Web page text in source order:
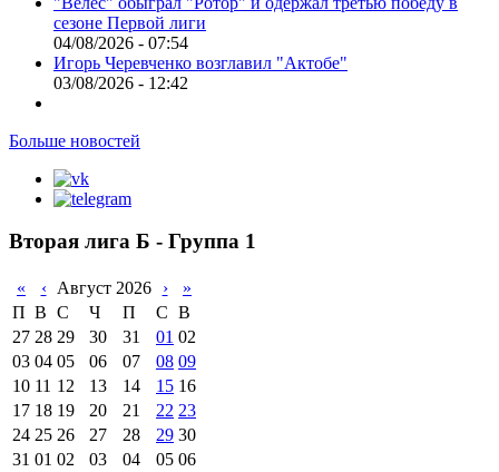
сезоне Первой лиги
04/08/2026 - 07:54
Игорь Черевченко возглавил "Актобе"
03/08/2026 - 12:42
Больше новостей
Вторая лига Б - Группа 1
« ‹ Август 2026 ›
»
П В С Ч П С В
27 28 29 30 31 01 02
03 04 05 06 07 08 09
10 11 12 13 14 15 16
17 18 19 20 21 22 23
24 25 26 27 28 29 30
31 01 02 03 04 05 06